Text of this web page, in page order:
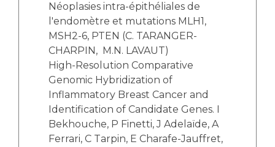
Néoplasies intra-épithéliales de
l'endomètre et mutations MLH1,
MSH2-6, PTEN (C. TARANGER-
CHARPIN, M.N. LAVAUT)
High-Resolution Comparative
Genomic Hybridization of
Inflammatory Breast Cancer and
Identification of Candidate Genes. I
Bekhouche, P Finetti, J Adelaïde, A
Ferrari, C Tarpin, E Charafe-Jauffret,